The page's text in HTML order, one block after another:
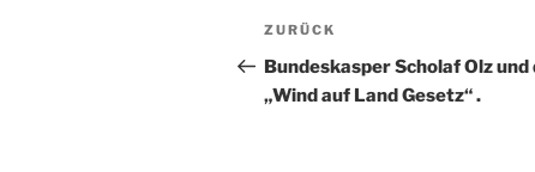
Beitragsnavigation
Vorheriger
Beitrag
ZURÜCK
Bundeskasper Scholaf Olz und
„Wind auf Land Gesetz“ .